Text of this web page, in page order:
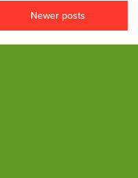
Newer posts